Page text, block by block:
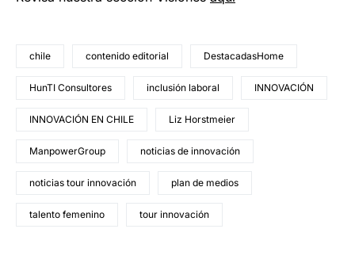
chile contenido editorial DestacadasHome
HunTI Consultores inclusión laboral INNOVACIÓN
INNOVACIÓN EN CHILE Liz Horstmeier
ManpowerGroup noticias de innovación
noticias tour innovación plan de medios
talento femenino tour innovación